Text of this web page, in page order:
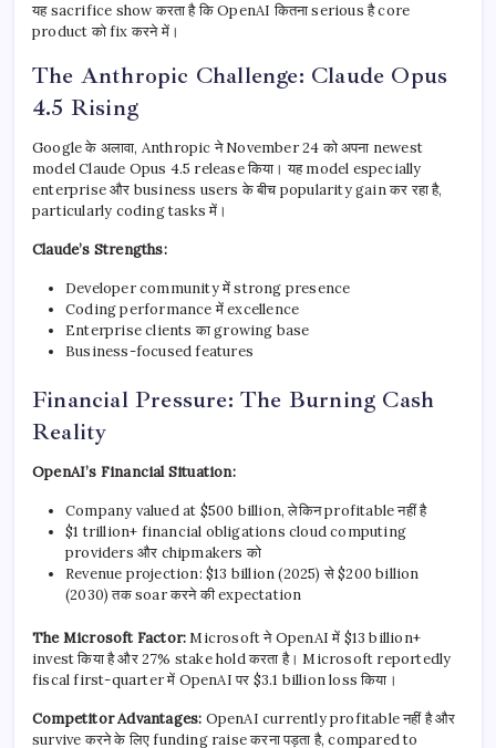
यह sacrifice show करता है कि OpenAI कितना serious है core
product को fix करने में।
The Anthropic Challenge: Claude Opus
4.5 Rising
Google के अलावा, Anthropic ने November 24 को अपना newest
model Claude Opus 4.5 release किया। यह model especially
enterprise और business users के बीच popularity gain कर रहा है,
particularly coding tasks में।
Claude’s Strengths:
Developer community में strong presence
Coding performance में excellence
Enterprise clients का growing base
Business-focused features
Financial Pressure: The Burning Cash
Reality
OpenAI’s Financial Situation:
Company valued at $500 billion, लेकिन profitable नहीं है
$1 trillion+ financial obligations cloud computing
providers और chipmakers को
Revenue projection: $13 billion (2025) से $200 billion
(2030) तक soar करने की expectation
The Microsoft Factor:Microsoft ने OpenAI में $13 billion+
invest किया है और 27% stake hold करता है। Microsoft reportedly
fiscal first-quarter में OpenAI पर $3.1 billion loss किया।
Competitor Advantages: OpenAI currently profitable नहीं है और
survive करने के लिए funding raise करना पड़ता है, compared to